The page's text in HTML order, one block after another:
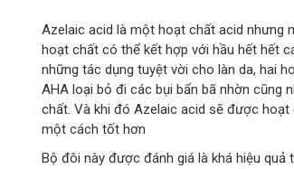
Azelaic acid là một hoạt chất acid nhưng
hoạt chất có thể kết hợp với hầu hết hết
những tác dụng tuyệt vời cho làn da, hai
AHA loại bỏ đi các bụi bẩn bã nhờn
chất. Và khi đó Azelaic acid sẽ được
một cách tốt hơn
Bộ đôi này được đánh giá là khá hiệu